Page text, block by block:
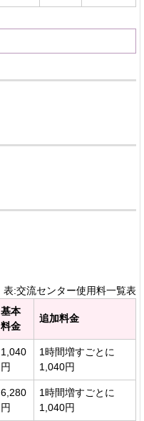
表:交流センター使用料一覧表
基本
料金
追加料金
1,040
円
1時間増すごとに
1,040円
6,280
円
1時間増すごとに
1,040円